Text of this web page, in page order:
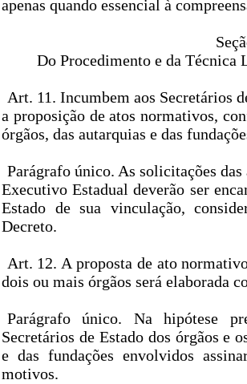
apenas quando essencial à
Do Procedimento e da
Art. 11. Incumbem aos Secretários
a proposição de atos normativos,
órgãos, das autarquias e das
Parágrafo único. As solicitações
Executivo Estadual deverão ser
Estado de sua vinculação,
Decreto.
Art. 12. A proposta de ato
dois ou mais órgãos será elaborada
Parágrafo único. Na hipótese
Secretários de Estado dos órgãos e
e das fundações envolvidos
motivos.